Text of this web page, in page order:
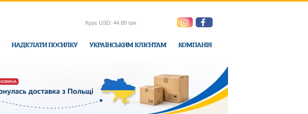
НАДІСЛАТИ ПОСИЛКУ УКРАЇНСЬКИМ КЛІЄНТАМ КОМПАНІЯ
Курс USD: 44.80 грн
в офісі Ukraine-Express